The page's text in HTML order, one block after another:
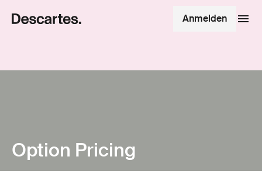
Anmelden
Option Pricing